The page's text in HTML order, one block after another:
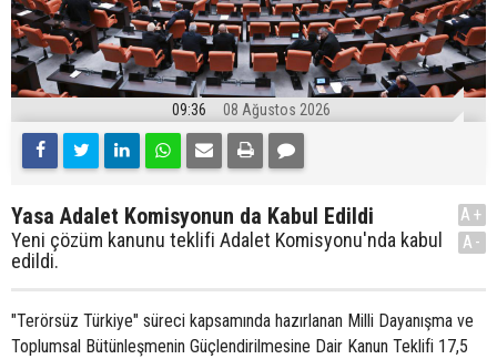
09:36 08 Ağustos 2026
Yasa Adalet Komisyonun da Kabul Edildi
Yeni çözüm kanunu teklifi Adalet Komisyonu'nda kabul
edildi.
A+
A-
"Terörsüz Türkiye" süreci kapsamında hazırlanan Milli Dayanışma ve
Toplumsal Bütünleşmenin Güçlendirilmesine Dair Kanun Teklifi 17,5